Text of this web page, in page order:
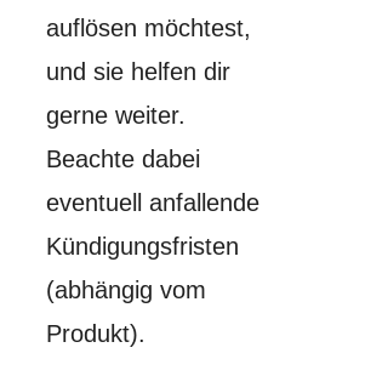
auflösen möchtest,
und sie helfen dir
gerne weiter.
Beachte dabei
eventuell anfallende
Kündigungsfristen
(abhängig vom
Produkt).